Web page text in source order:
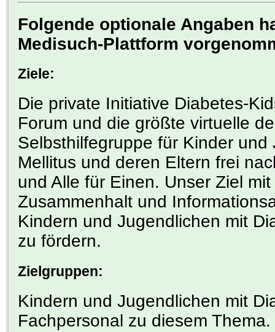
Folgende optionale Angaben
Medisuch-Plattform
Ziele:
Die private Initiative Diabetes-
Forum und die größte virtuelle
Selbsthilfegruppe für Kinder
Mellitus und deren Eltern frei
und Alle für Einen. Unser Ziel
Zusammenhalt und
Kindern und Jugendlichen mit
zu fördern.
Zielgruppen:
Kindern und Jugendlichen mit
Fachpersonal zu diesem Thema.